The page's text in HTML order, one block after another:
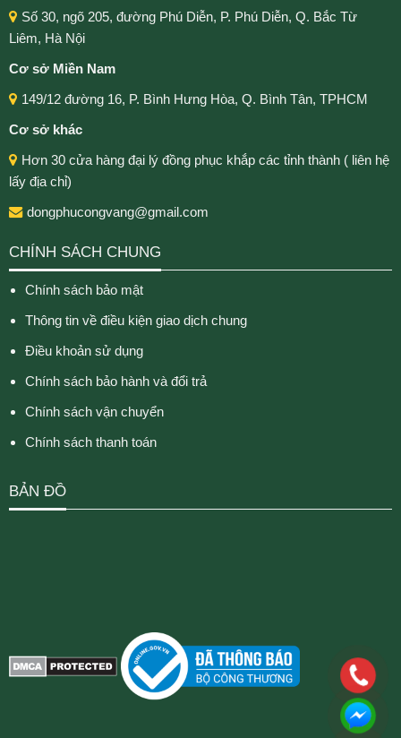
Số 30, ngõ 205, đường Phú Diễn, P. Phú Diễn, Q. Bắc Từ
Liêm, Hà Nội
Cơ sở Miền Nam
149/12 đường 16, P. Bình Hưng Hòa, Q. Bình Tân, TPHCM
Cơ sở khác
Hơn 30 cửa hàng đại lý đồng phục khắp các tỉnh thành ( liên hệ
lấy địa chỉ)
dongphucongvang@gmail.com
CHÍNH SÁCH CHUNG
Chính sách bảo mật
Thông tin về điều kiện giao dịch chung
Điều khoản sử dụng
Chính sách bảo hành và đổi trả
Chính sách vận chuyển
Chính sách thanh toán
BẢN ĐỒ